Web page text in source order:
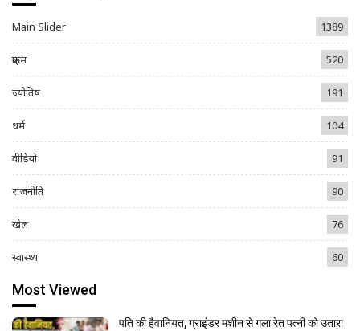
Main Slider 1389
क्राइम 520
ज्योतिष 191
धर्म 104
वीडियो 91
राजनीति 90
खेल 76
स्वास्थ्य 60
Most Viewed
पति की हैवानियत, ग्राइंडर मशीन से गला रेत पत्नी को उतारा